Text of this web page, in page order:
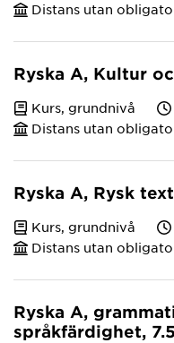
Distans utan
Ryska A, Kultur
Kurs, grundnivå
Distans utan
Ryska A, Rysk
Kurs, grundnivå
Distans utan
Ryska A,
språkfärdighet,